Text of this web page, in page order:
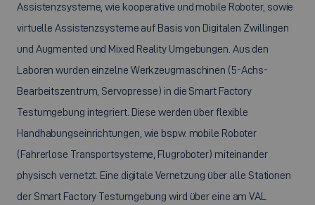
Assistenzsysteme, wie kooperative und mobile Roboter, sowie
virtuelle Assistenzsysteme auf Basis von Digitalen Zwillingen
und Augmented und Mixed Reality Umgebungen. Aus den
Laboren wurden einzelne Werkzeugmaschinen (5-Achs-
Bearbeitszentrum, Servopresse) in die Smart Factory
Testumgebung integriert. Diese werden über flexible
Handhabungseinrichtungen, wie bspw. mobile Roboter
(Fahrerlose Transportsysteme, Flugroboter) miteinander
physisch vernetzt. Eine digitale Vernetzung über alle Stationen
der Smart Factory Testumgebung wird über eine am VAL